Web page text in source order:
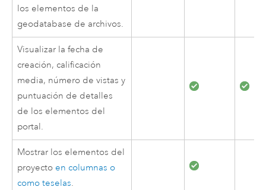
los elementos de la
geodatabase de archivos.
Visualizar la fecha de
creación, calificación
media, número de vistas y
puntuación de detalles
de los elementos del
portal.
Mostrar los elementos del
proyecto en columnas o
como teselas.